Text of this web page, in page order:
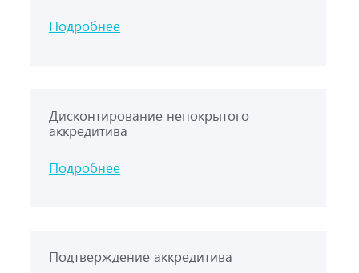
Подробнее
Дисконтирование непокрытого
аккредитива
Подробнее
Подтверждение аккредитива